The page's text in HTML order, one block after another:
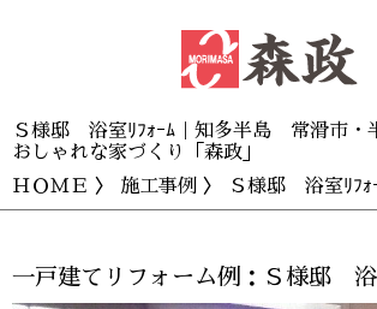
Ｓ様邸 浴室ﾘﾌｫｰﾑ｜知多半島 常滑市・
おしゃれな家づくり「森政」
ＨＯＭＥ 〉 施工事例 〉 Ｓ様邸 浴室ﾘﾌｫ
一戸建てリフォーム例：Ｓ様邸 浴